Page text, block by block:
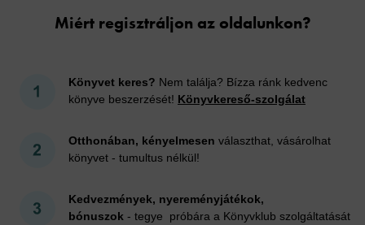
Miért regisztráljon az oldalunkon?
Könyvet keres? Nem találja? Bízza ránk kedvenc
könyve beszerzését! Könyvkereső-szolgálat
Otthonában, kényelmesen választhat, vásárolhat
könyvet - tumultus nélkül!
Kedvezmények, nyereményjátékok,
bónuszok - tegye próbára a Könyvklub szolgáltatását